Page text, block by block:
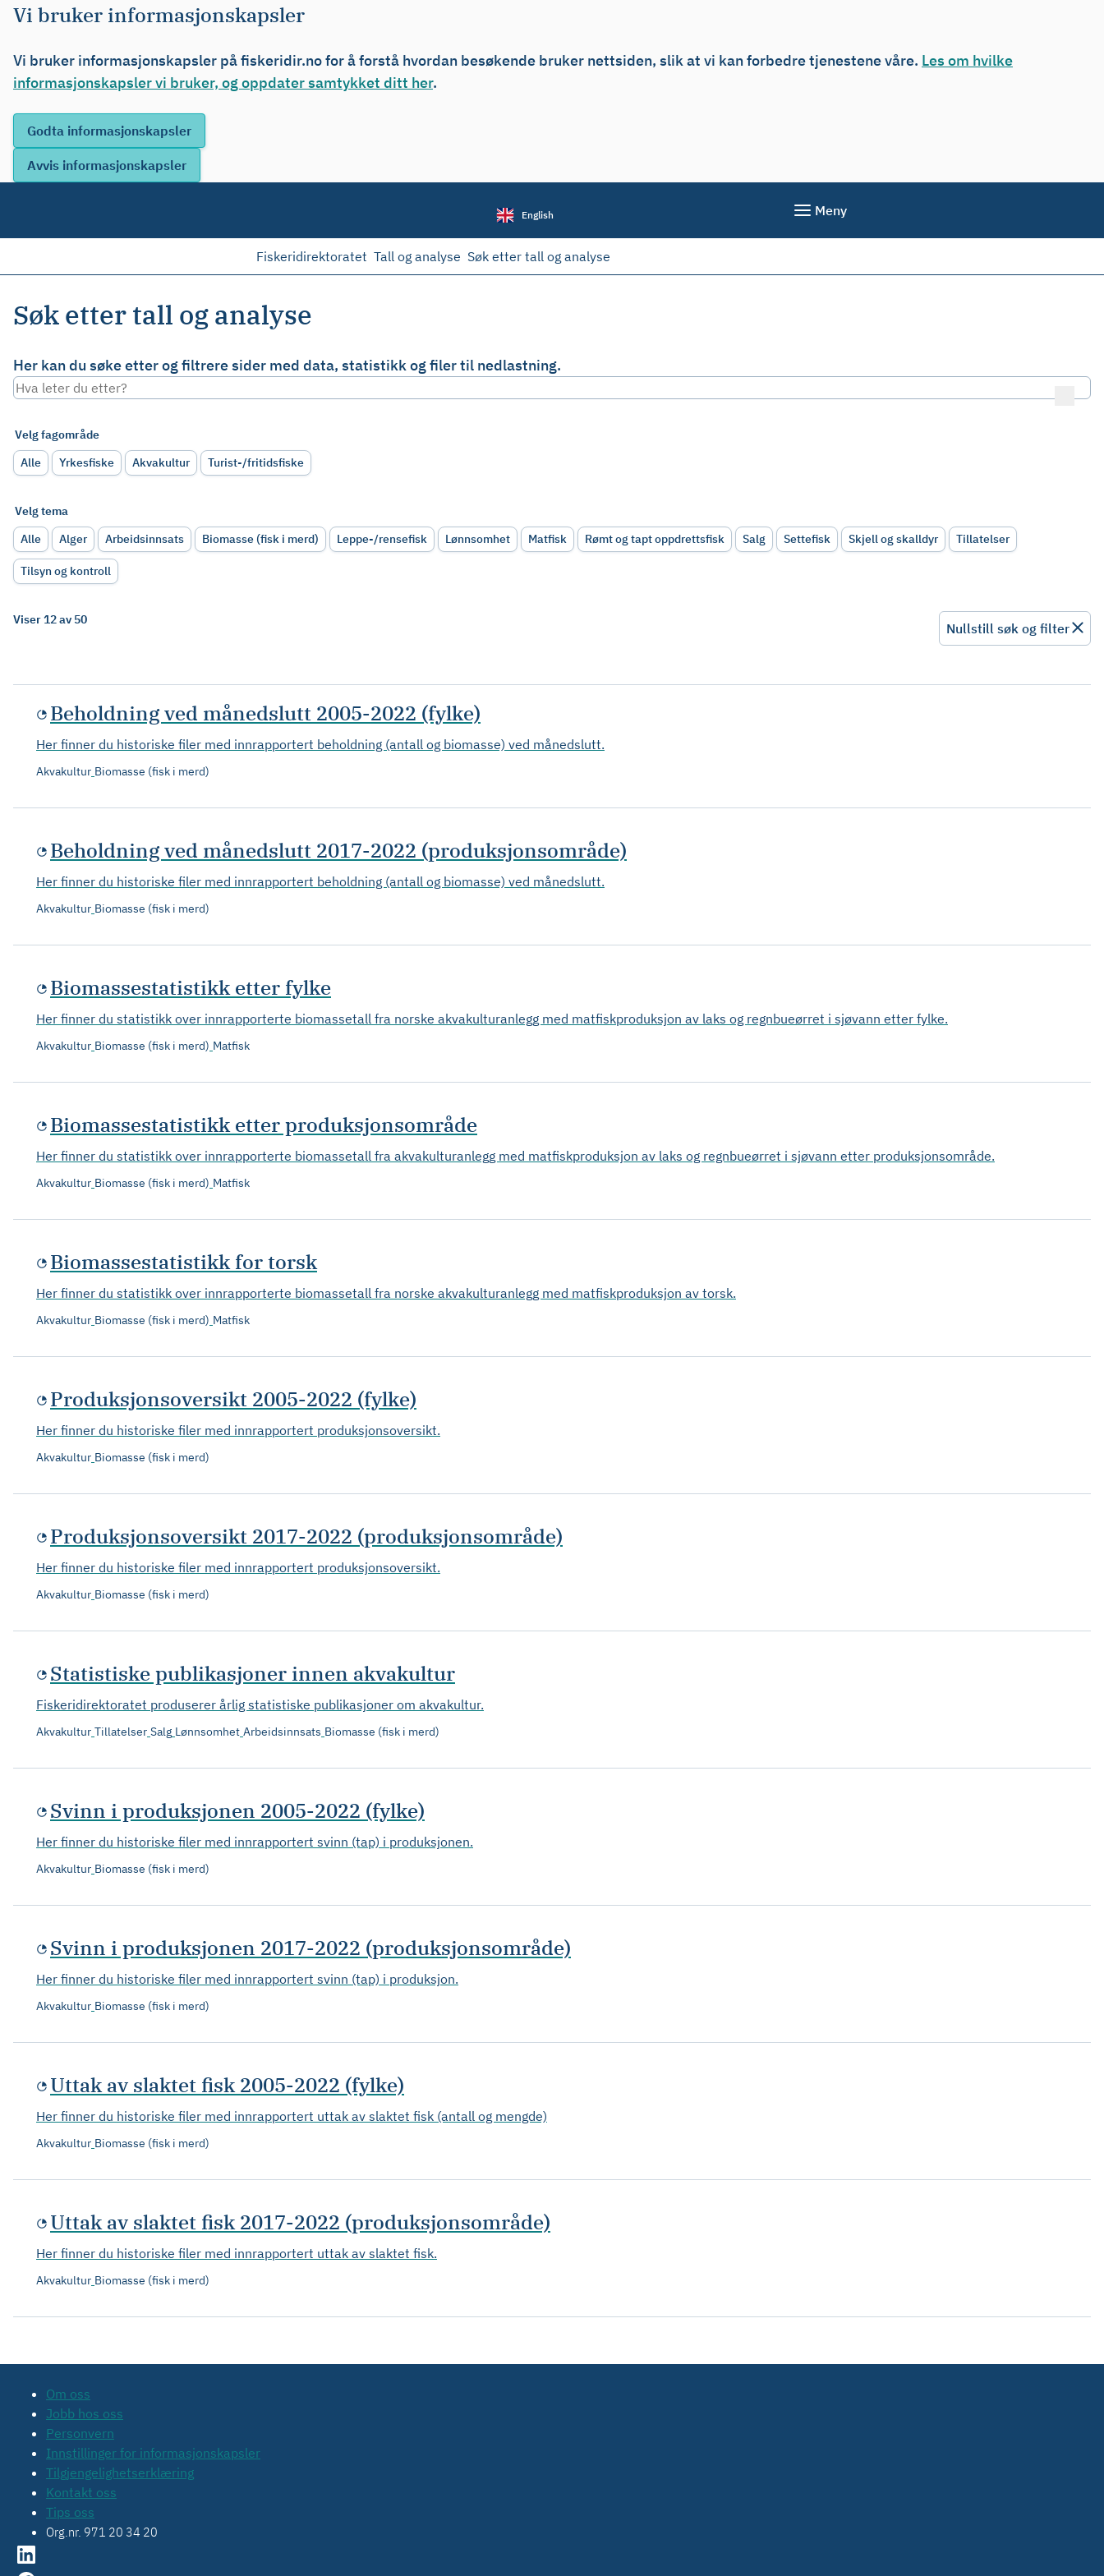
Vi bruker informasjonskapsler
Vi bruker informasjonskapsler på fiskeridir.no for å forstå hvordan besøkende bruker nettsiden, slik at vi kan forbedre tjenestene våre. Les om hvilke
informasjonskapsler vi bruker, og oppdater samtykket ditt her.
English Meny
Fiskeridirektoratet Tall og analyse Søk etter tall og analyse
Søk etter tall og analyse
Her kan du søke etter og filtrere sider med data, statistikk og filer til nedlastning.
Velg fagområde
Alle
Yrkesfiske Akvakultur Turist-/fritidsfiske
Velg tema
Alle
Alger Arbeidsinnsats Biomasse (fisk i merd) Leppe-/rensefisk Lønnsomhet Matfisk Rømt og tapt oppdrettsfisk Salg Settefisk Skjell og skalldyr Tillatelser
Tilsyn og kontroll
Viser 12 av 50
Nullstill søk og filter
Beholdning ved månedslutt 2005-2022 (fylke)
Her finner du historiske filer med innrapportert beholdning (antall og biomasse) ved månedslutt.
Akvakultur Biomasse (fisk i merd)
Beholdning ved månedslutt 2017-2022 (produksjonsområde)
Her finner du historiske filer med innrapportert beholdning (antall og biomasse) ved månedslutt.
Akvakultur Biomasse (fisk i merd)
Biomassestatistikk etter fylke
Her finner du statistikk over innrapporterte biomassetall fra norske akvakulturanlegg med matfiskproduksjon av laks og regnbueørret i sjøvann etter fylke.
Akvakultur Biomasse (fisk i merd) Matfisk
Biomassestatistikk etter produksjonsområde
Her finner du statistikk over innrapporterte biomassetall fra akvakulturanlegg med matfiskproduksjon av laks og regnbueørret i sjøvann etter produksjonsområde.
Akvakultur Biomasse (fisk i merd) Matfisk
Biomassestatistikk for torsk
Her finner du statistikk over innrapporterte biomassetall fra norske akvakulturanlegg med matfiskproduksjon av torsk.
Akvakultur Biomasse (fisk i merd) Matfisk
Produksjonsoversikt 2005-2022 (fylke)
Her finner du historiske filer med innrapportert produksjonsoversikt.
Akvakultur Biomasse (fisk i merd)
Produksjonsoversikt 2017-2022 (produksjonsområde)
Her finner du historiske filer med innrapportert produksjonsoversikt.
Akvakultur Biomasse (fisk i merd)
Statistiske publikasjoner innen akvakultur
Fiskeridirektoratet produserer årlig statistiske publikasjoner om akvakultur.
Akvakultur Tillatelser Salg Lønnsomhet Arbeidsinnsats Biomasse (fisk i merd)
Svinn i produksjonen 2005-2022 (fylke)
Her finner du historiske filer med innrapportert svinn (tap) i produksjonen.
Akvakultur Biomasse (fisk i merd)
Svinn i produksjonen 2017-2022 (produksjonsområde)
Her finner du historiske filer med innrapportert svinn (tap) i produksjon.
Akvakultur Biomasse (fisk i merd)
Uttak av slaktet fisk 2005-2022 (fylke)
Her finner du historiske filer med innrapportert uttak av slaktet fisk (antall og mengde)
Akvakultur Biomasse (fisk i merd)
Uttak av slaktet fisk 2017-2022 (produksjonsområde)
Her finner du historiske filer med innrapportert uttak av slaktet fisk.
Akvakultur Biomasse (fisk i merd)
Om oss
Jobb hos oss
Personvern
Innstillinger for informasjonskapsler
Tilgjengelighetserklæring
Kontakt oss
Tips oss
Org.nr. 971 20 34 20